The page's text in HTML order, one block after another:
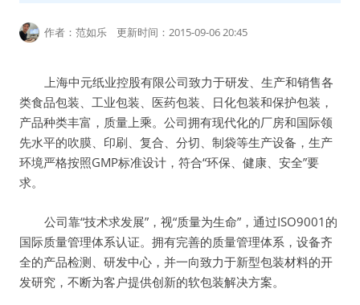
作者：范如乐 更新时间：2015-09-06 20:45
上海中元纸业控股有限公司致力于研发、生产和销售各
类食品包装、工业包装、医药包装、日化包装和保护包装，
产品种类丰富，质量上乘。公司拥有现代化的厂房和国际领
先水平的吹膜、印刷、复合、分切、制袋等生产设备，生产
环境严格按照GMP标准设计，符合“环保、健康、安全”要
求。
公司靠“技术求发展”，视“质量为生命”，通过ISO9001的
国际质量管理体系认证。拥有完善的质量管理体系，设备齐
全的产品检测、研发中心，并一向致力于新型包装材料的开
发研究，不断为客户提供创新的软包装解决方案。